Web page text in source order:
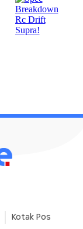
Kotak Pos